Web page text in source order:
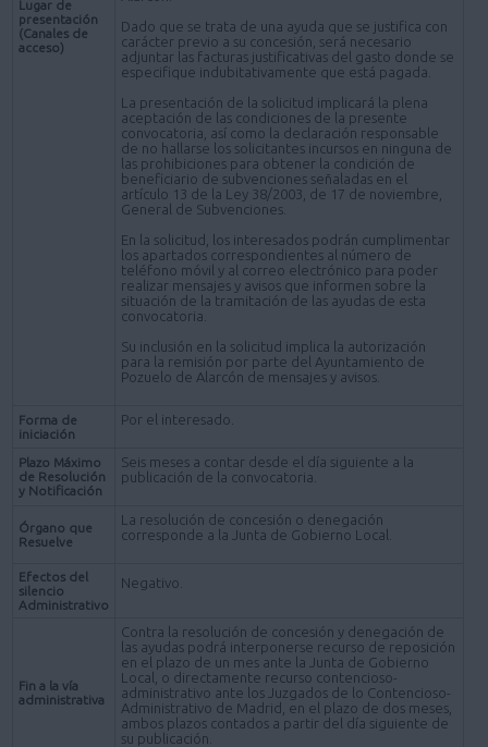
Lugar de
presentación
(Canales de
acceso)
Dado que se trata de una ayuda que se justifica con
carácter previo a su concesión, será necesario
adjuntar las facturas justificativas del gasto donde se
especifique indubitativamente que está pagada.
La presentación de la solicitud implicará la plena
aceptación de las condiciones de la presente
convocatoria, así como la declaración responsable
de no hallarse los solicitantes incursos en ninguna de
las prohibiciones para obtener la condición de
beneficiario de subvenciones señaladas en el
artículo 13 de la Ley 38/2003, de 17 de noviembre,
General de Subvenciones.
En la solicitud, los interesados podrán cumplimentar
los apartados correspondientes al número de
teléfono móvil y al correo electrónico para poder
realizar mensajes y avisos que informen sobre la
situación de la tramitación de las ayudas de esta
convocatoria.
Su inclusión en la solicitud implica la autorización
para la remisión por parte del Ayuntamiento de
Pozuelo de Alarcón de mensajes y avisos.
Forma de
iniciación
Por el interesado.
Plazo Máximo
de Resolución
y Notificación
Seis meses a contar desde el día siguiente a la
publicación de la convocatoria.
Órgano que
Resuelve
La resolución de concesión o denegación
corresponde a la Junta de Gobierno Local.
Efectos del
silencio
Administrativo
Negativo.
Fin a la vía
administrativa
Contra la resolución de concesión y denegación de
las ayudas podrá interponerse recurso de reposición
en el plazo de un mes ante la Junta de Gobierno
Local, o directamente recurso contencioso-
administrativo ante los Juzgados de lo Contencioso-
Administrativo de Madrid, en el plazo de dos meses,
ambos plazos contados a partir del día siguiente de
su publicación.